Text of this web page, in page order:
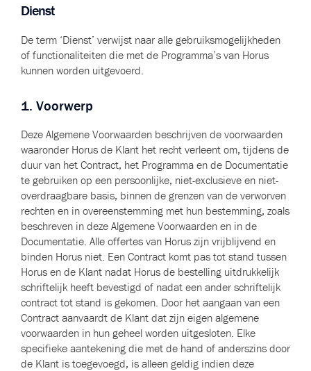
Dienst
De term ‘Dienst’ verwijst naar alle gebruiksmogelijkheden
of functionaliteiten die met de Programma’s van Horus
kunnen worden uitgevoerd.
1. Voorwerp
Deze Algemene Voorwaarden beschrijven de voorwaarden
waaronder Horus de Klant het recht verleent om, tijdens de
duur van het Contract, het Programma en de Documentatie
te gebruiken op een persoonlijke, niet-exclusieve en niet-
overdraagbare basis, binnen de grenzen van de verworven
rechten en in overeenstemming met hun bestemming, zoals
beschreven in deze Algemene Voorwaarden en in de
Documentatie. Alle offertes van Horus zijn vrijblijvend en
binden Horus niet. Een Contract komt pas tot stand tussen
Horus en de Klant nadat Horus de bestelling uitdrukkelijk
schriftelijk heeft bevestigd of nadat een ander schriftelijk
contract tot stand is gekomen. Door het aangaan van een
Contract aanvaardt de Klant dat zijn eigen algemene
voorwaarden in hun geheel worden uitgesloten. Elke
specifieke aantekening die met de hand of anderszins door
de Klant is toegevoegd, is alleen geldig indien deze